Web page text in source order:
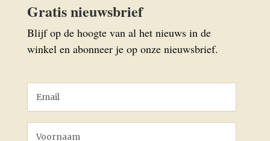
Gratis nieuwsbrief
Blijf op de hoogte van al het nieuws in de
winkel en abonneer je op onze nieuwsbrief.